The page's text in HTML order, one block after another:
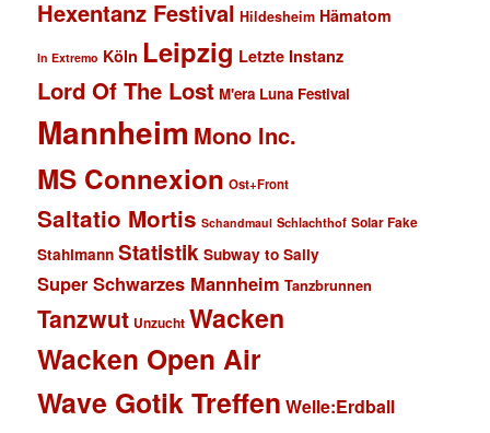
Hexentanz Festival Hildesheim Hämatom
In Extremo Köln Leipzig Letzte Instanz
Lord Of The Lost M'era Luna Festival
Mannheim Mono Inc.
MS Connexion Ost+Front
Saltatio Mortis Schandmaul Schlachthof Solar Fake
Stahlmann Statistik Subway to Sally
Super Schwarzes Mannheim Tanzbrunnen
Tanzwut Unzucht Wacken
Wacken Open Air
Wave Gotik Treffen Welle:Erdball